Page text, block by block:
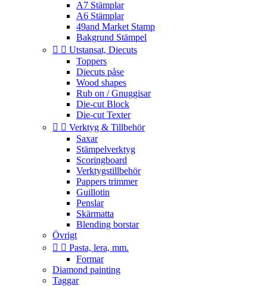
A7 Stämplar
A6 Stämplar
49and Market Stamp
Bakgrund Stämpel
  Utstansat, Diecuts
Toppers
Diecuts påse
Wood shapes
Rub on / Gnuggisar
Die-cut Block
Die-cut Texter
  Verktyg & Tillbehör
Saxar
Stämpelverktyg
Scoringboard
Verktygstillbehör
Pappers trimmer
Guillotin
Penslar
Skärmatta
Blending borstar
Övrigt
  Pasta, lera, mm.
Formar
Diamond painting
Taggar